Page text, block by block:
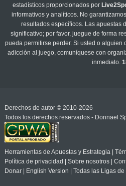
estadísticos proporcionados por
informativos y analíticos. No
resultados específicos. Las apuestas
significativo; por favor, juegue de forma
pueda permitirse perder. Si usted o
adicción al juego, comuníquese con
inmediato.
Derechos de autor © 2010-2026
Todos los derechos reservados - Donnael
Herramientas de Apuestas y Estrategia|
Política de privacidad
Sobre nosotros|
Donar| English Version Todas las Ligas de